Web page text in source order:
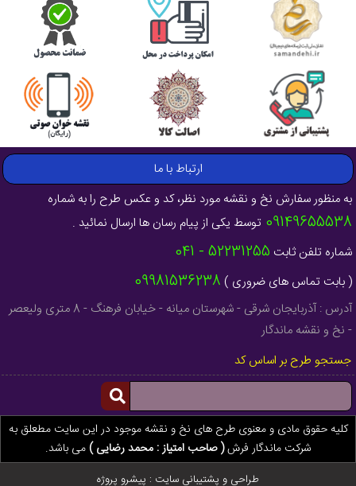
ارتباط با ما
به منظور سفارش نخ و نقشه مورد نظر، کد و عکس طرح را به شماره
09149655538 توسط یکی از پیام رسان ها ارسال نمائید .
شماره تلفن ثابت 52231255 - 041
( بابت تماس های ضروری ) 09981536238
آدرس : آذربایجان شرقی - شهرستان میانه - خیابان فرهنگ - 8 متری ولیعصر
- نخ و نقشه ماندگار
جستجو طرح بر اساس کد
کلیه حقوق مادی و معنوی طرح های نخ و نقشه موجود در این سایت مطعلق به
شرکت ماندگار فرش( صاحب امتیاز : محمد رضایی )می باشد.
طراحی و پشتیبانی سایت : پیشرو پروژه